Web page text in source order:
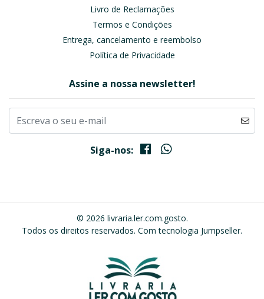
Livro de Reclamações
Termos e Condições
Entrega, cancelamento e reembolso
Política de Privacidade
Assine a nossa newsletter!
Siga-nos:
© 2026 livraria.ler.com.gosto.
Todos os direitos reservados. Com tecnologia Jumpseller.